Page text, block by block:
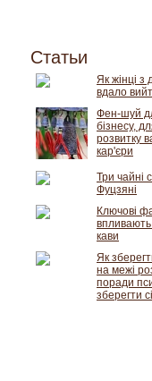
Статьи
Як жінці з
вдало
Фен-шуй
бізнесу,
розвитку
кар'єри
Три чайні
Фуцзяні
Ключові
кави
Як
на межі
поради
зберегти